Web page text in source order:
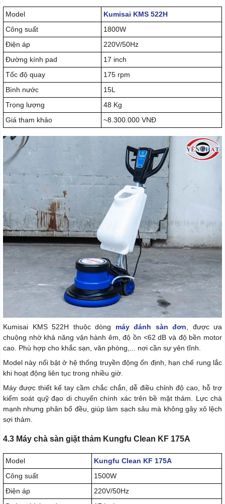
Model
Kumisai KMS 522H
Công suất
1800W
Điện áp
220V/50Hz
Đường kính pad
17 inch
Tốc độ quay
175 rpm
Bình nước
15L
Trọng lượng
48 Kg
Giá tham khảo
~8.300.000 VNĐ
Kumisai KMS 522H thuộc dòng máy đánh sàn đơn, được ưa
chuộng nhờ khả năng vận hành êm, độ ồn <62 dB và độ bền motor
cao. Phù hợp cho khắc sạn, văn phòng,... nơi cần sự yên tĩnh.
Model này nổi bật ở hệ thống truyền động ổn định, hạn chế rung lắc
khi hoạt động liên tục trong nhiều giờ.
Máy được thiết kế tay cầm chắc chắn, dễ điều chỉnh độ cao, hỗ trợ
kiểm soát quỹ đạo di chuyển chính xác trên bề mặt thảm. Lực chà
mạnh nhưng phân bổ đều, giúp làm sạch sâu mà không gây xô lệch
sợi thảm.
4.3 Máy chà sàn giặt thảm Kungfu Clean KF 175A
Model
Kungfu Clean KF 175A
Công suất
1500W
Điện áp
220V/50Hz